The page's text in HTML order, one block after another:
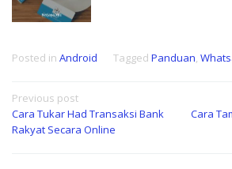
Posted in Android Tagged Panduan,
Post
navigation
Previous post
Cara Tukar Had Transaksi Bank
Rakyat Secara Online
Cara